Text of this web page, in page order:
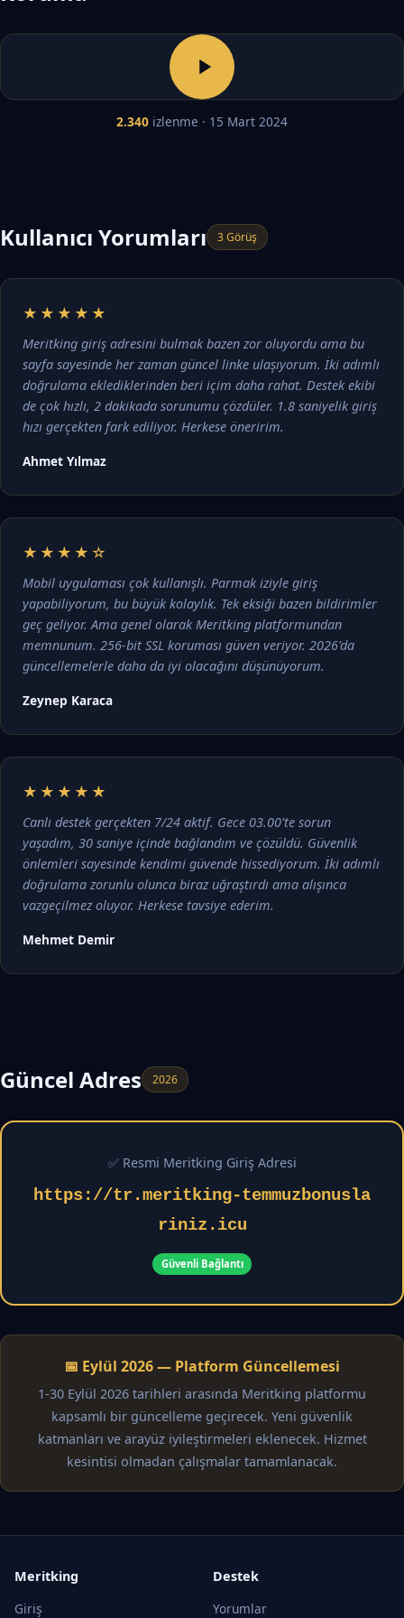
2.340 izlenme · 15 Mart 2024
Kullanıcı Yorumları 3 Görüş
★★★★★
Meritking giriş adresini bulmak bazen zor oluyordu ama bu
sayfa sayesinde her zaman güncel linke ulaşıyorum. İki adımlı
doğrulama eklediklerinden beri içim daha rahat. Destek ekibi
de çok hızlı, 2 dakikada sorunumu çözdüler. 1.8 saniyelik giriş
hızı gerçekten fark ediliyor. Herkese öneririm.
Ahmet Yılmaz
★★★★☆
Mobil uygulaması çok kullanışlı. Parmak iziyle giriş
yapabiliyorum, bu büyük kolaylık. Tek eksiği bazen bildirimler
geç geliyor. Ama genel olarak Meritking platformundan
memnunum. 256-bit SSL koruması güven veriyor. 2026'da
güncellemelerle daha da iyi olacağını düşünüyorum.
Zeynep Karaca
★★★★★
Canlı destek gerçekten 7/24 aktif. Gece 03.00'te sorun
yaşadım, 30 saniye içinde bağlandım ve çözüldü. Güvenlik
önlemleri sayesinde kendimi güvende hissediyorum. İki adımlı
doğrulama zorunlu olunca biraz uğraştırdı ama alışınca
vazgeçilmez oluyor. Herkese tavsiye ederim.
Mehmet Demir
Güncel Adres 2026
✅ Resmi Meritking Giriş Adresi
https://tr.meritking-temmuzbonusla
riniz.icu
Güvenli Bağlantı
📅 Eylül 2026 — Platform Güncellemesi
1-30 Eylül 2026 tarihleri arasında Meritking platformu
kapsamlı bir güncelleme geçirecek. Yeni güvenlik
katmanları ve arayüz iyileştirmeleri eklenecek. Hizmet
kesintisi olmadan çalışmalar tamamlanacak.
Meritking
Giriş
Destek
Yorumlar